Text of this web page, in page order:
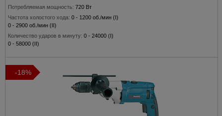
Потребляемая мощность: 720 Вт
Частота холостого хода: 0 - 1200 об./мин (I)
0 - 2900 об./мин (II)
Количество ударов в минуту: 0 - 24000 (I)
0 - 58000 (II)
Сверлильный патрон:
-18%